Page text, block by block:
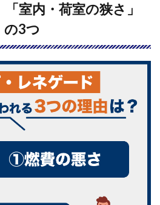
室内・荷室の狭さ」
の3つ